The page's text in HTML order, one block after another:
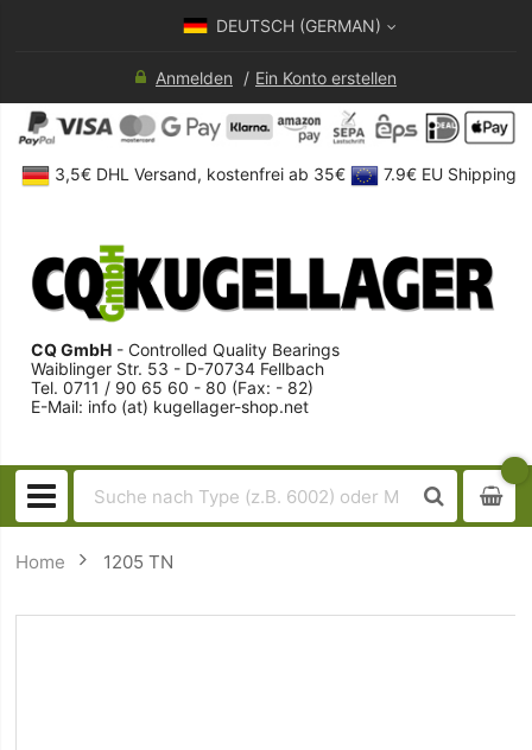
DEUTSCH (GERMAN)
Anmelden Ein Konto erstellen
3,5€ DHL Versand, kostenfrei ab 35€ 7.9€ EU Shipping
CQ GmbH - Controlled Quality Bearings
Waiblinger Str. 53 - D-70734 Fellbach
Tel. 0711 / 90 65 60 - 80 (Fax: - 82)
E-Mail: info (at) kugellager-shop.net
Home 1205 TN